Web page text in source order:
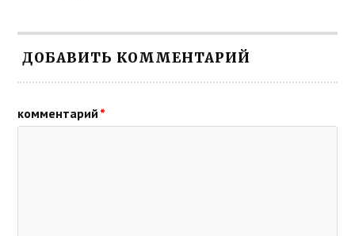
ДОБАВИТЬ КОММЕНТАРИЙ
комментарий *